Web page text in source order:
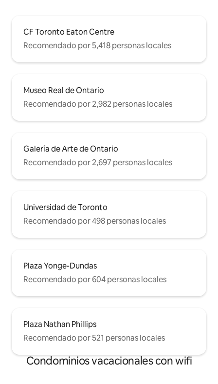
CF Toronto Eaton Centre
Recomendado por 5,418 personas locales
Museo Real de Ontario
Recomendado por 2,982 personas locales
Galería de Arte de Ontario
Recomendado por 2,697 personas locales
Universidad de Toronto
Recomendado por 498 personas locales
Plaza Yonge-Dundas
Recomendado por 604 personas locales
Plaza Nathan Phillips
Recomendado por 521 personas locales
Condominios vacacionales con wifi